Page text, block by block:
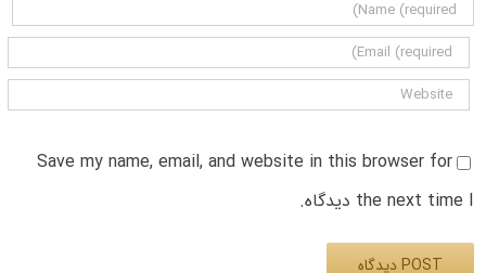
Save my name, email, and website in this browser for
the next time I دیدگاه.